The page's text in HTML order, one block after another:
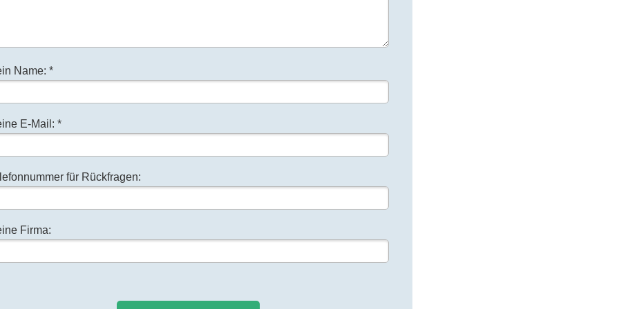
Name: *
E-Mail: *
für Rückfragen:
Firma: